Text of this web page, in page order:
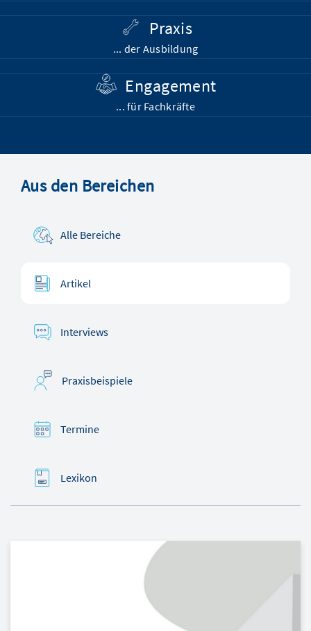
Praxis
... der Ausbildung
Engagement
... für Fachkräfte
Aus den Bereichen
Alle Bereiche
Artikel
Interviews
Praxisbeispiele
Termine
Lexikon